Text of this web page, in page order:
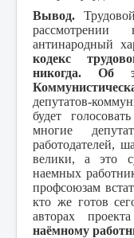
Вывод.
антинародный
кодекс
никогда. Об
депутатов-
будет
многие
работодателей,
велики, а это
наемных
профсоюзам
кто же готов
авторах
наёмному